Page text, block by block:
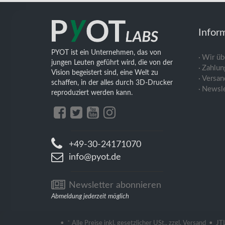
PYOT ist ein Unternehmen, das von
jungen Leuten geführt wird, die von der
Vision begeistert sind, eine Welt zu
schaffen, in der alles durch 3D-Drucker
reproduziert werden kann.
+49-30-24171070
info@pyot.de
Newsletter abonnieren
Abmeldung jederzeit möglich
Wir
• * Alle Preise inkl. gesetzlicher USt., zzgl. Versand •